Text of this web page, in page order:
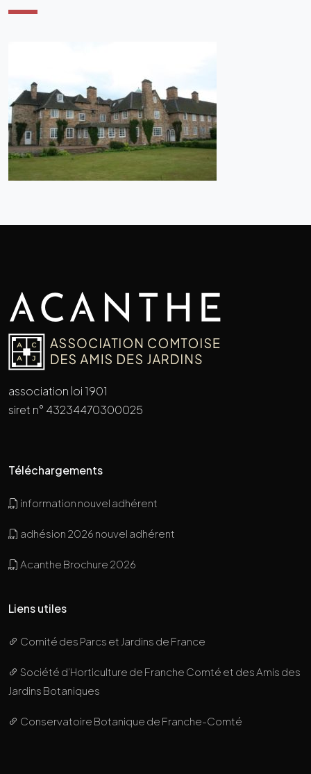
association loi 1901
siret n° 43234470300025
Téléchargements
information nouvel adhérent
adhésion 2026 nouvel adhérent
Acanthe Brochure 2026
Liens utiles
Comité des Parcs et Jardins de France
Société d’Horticulture de Franche Comté et des Amis des
Jardins Botaniques
Conservatoire Botanique de Franche-Comté